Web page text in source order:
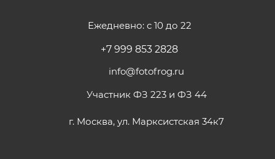
Ежедневно: с 10 до 22
+7 999 853 2828
info@fotofrog.ru
Участник ФЗ 223 и ФЗ 44
г. Москва, ул. Марксистская 34к7